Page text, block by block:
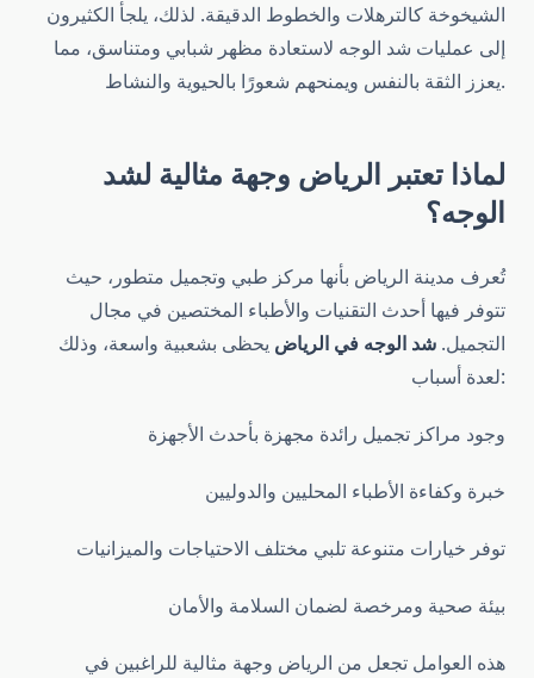
الشيخوخة كالترهلات والخطوط الدقيقة. لذلك، يلجأ الكثيرون
إلى عمليات شد الوجه لاستعادة مظهر شبابي ومتناسق، مما
يعزز الثقة بالنفس ويمنحهم شعورًا بالحيوية والنشاط.
لماذا تعتبر الرياض وجهة مثالية لشد
الوجه؟
تُعرف مدينة الرياض بأنها مركز طبي وتجميل متطور، حيث
تتوفر فيها أحدث التقنيات والأطباء المختصين في مجال
التجميل. شد الوجه في الرياض يحظى بشعبية واسعة، وذلك
لعدة أسباب:
وجود مراكز تجميل رائدة مجهزة بأحدث الأجهزة
خبرة وكفاءة الأطباء المحليين والدوليين
توفر خيارات متنوعة تلبي مختلف الاحتياجات والميزانيات
بيئة صحية ومرخصة لضمان السلامة والأمان
هذه العوامل تجعل من الرياض وجهة مثالية للراغبين في